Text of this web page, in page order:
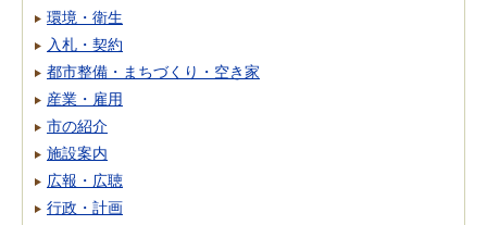
環境・衛生
入札・契約
都市整備・まちづくり・空き家
産業・雇用
市の紹介
施設案内
広報・広聴
行政・計画